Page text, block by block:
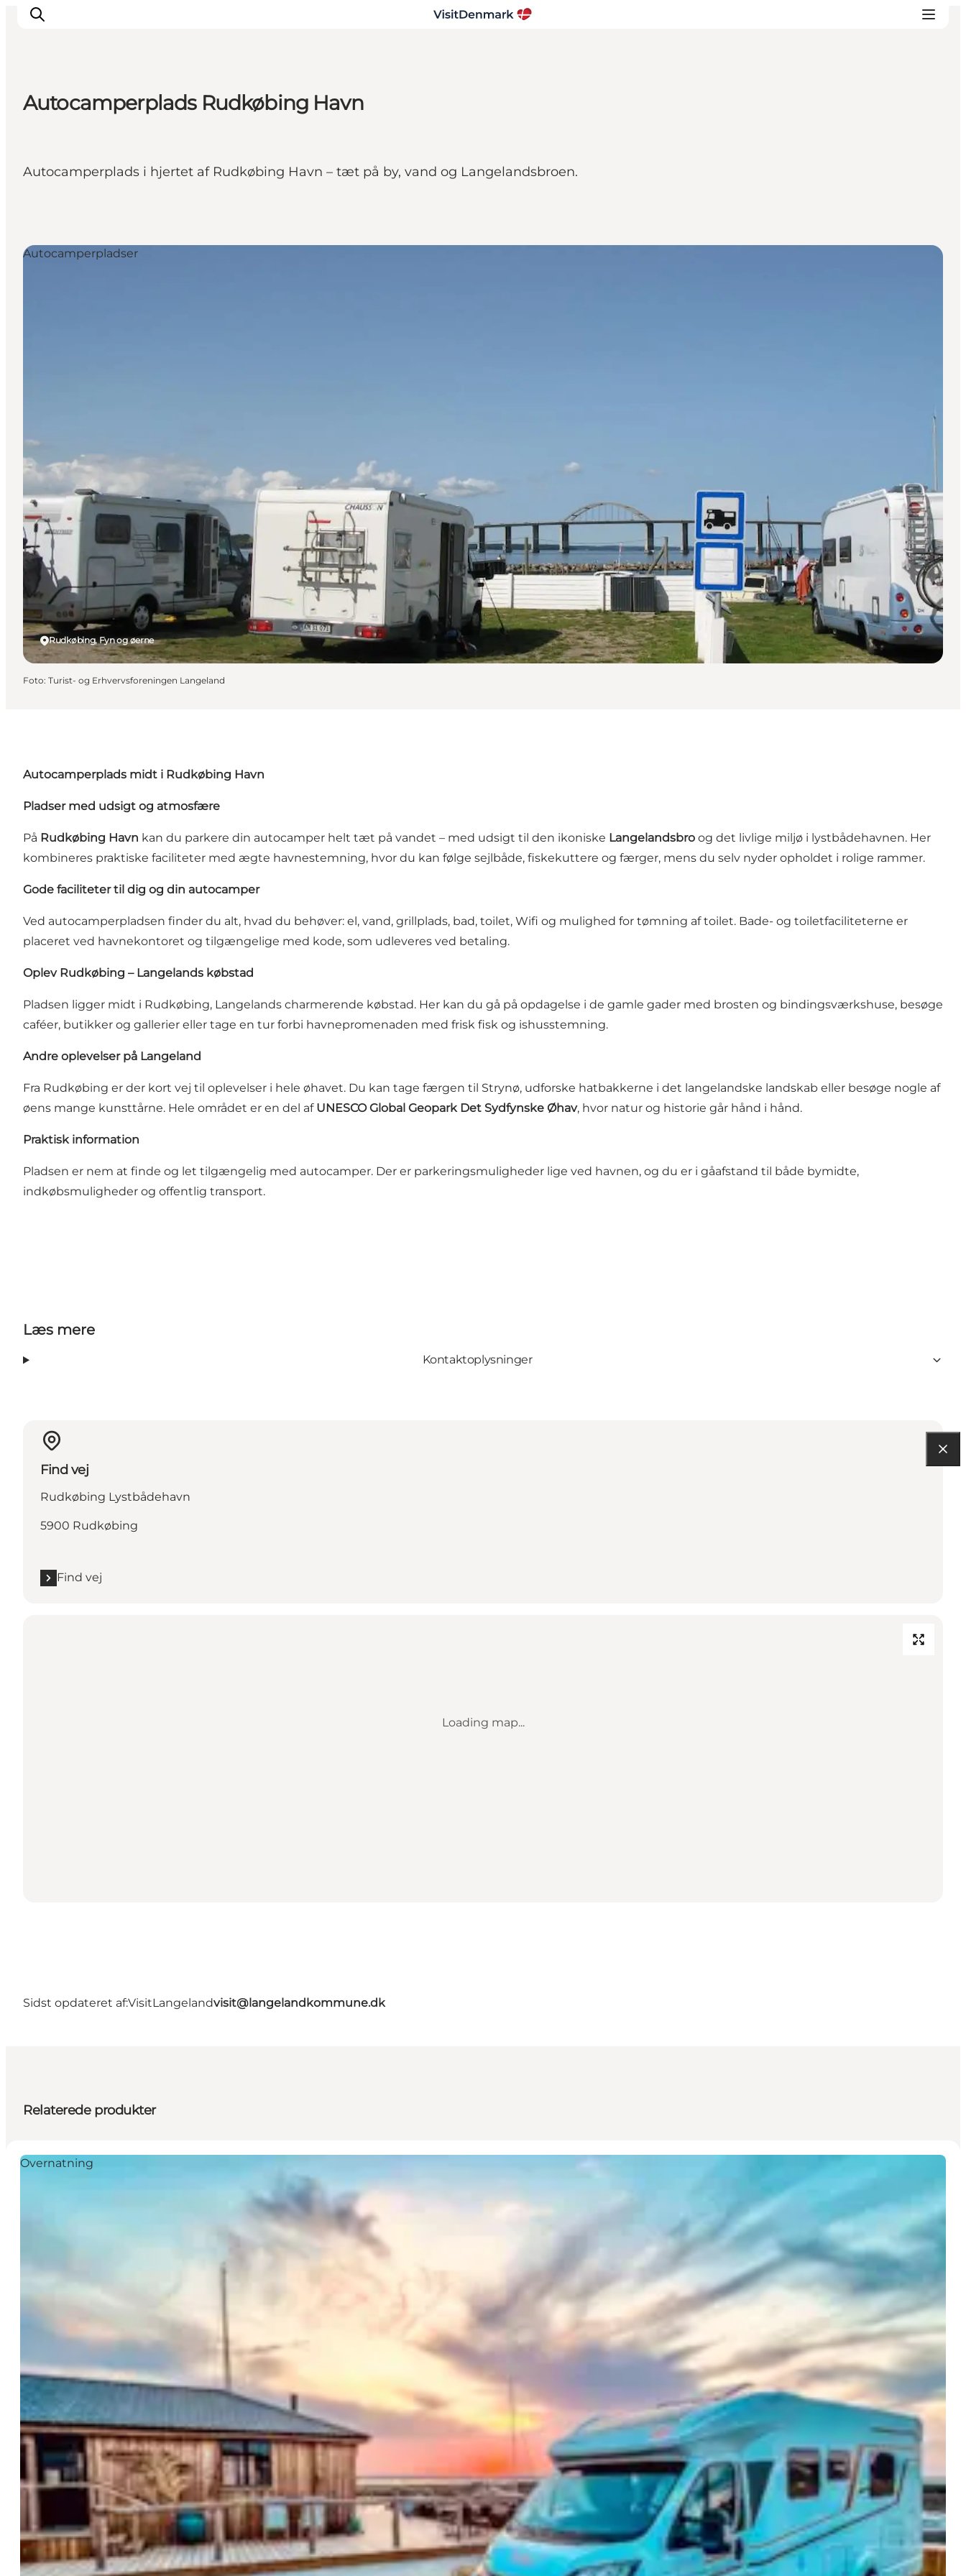
Overnatning
Autocamperplads Rudkøbing Havn
Autocamperplads i hjertet af Rudkøbing Havn – tæt på by, vand og Langelandsbroen.
Rudkøbing, Fyn og øerne
Autocamperpladser
Foto: Turist- og Erhvervsforeningen Langeland
Autocamperplads midt i Rudkøbing Havn
Pladser med udsigt og atmosfære
På Rudkøbing Havn kan du parkere din autocamper helt tæt på vandet – med udsigt til den ikoniske Langelandsbro og det livlige miljø i lystbådehavnen. Her
kombineres praktiske faciliteter med ægte havnestemning, hvor du kan følge sejlbåde, fiskekuttere og færger, mens du selv nyder opholdet i rolige rammer.
Gode faciliteter til dig og din autocamper
Ved autocamperpladsen finder du alt, hvad du behøver: el, vand, grillplads, bad, toilet, Wifi og mulighed for tømning af toilet. Bade- og toiletfaciliteterne er
placeret ved havnekontoret og tilgængelige med kode, som udleveres ved betaling.
Oplev Rudkøbing – Langelands købstad
Pladsen ligger midt i Rudkøbing, Langelands charmerende købstad. Her kan du gå på opdagelse i de gamle gader med brosten og bindingsværkshuse, besøge
caféer, butikker og gallerier eller tage en tur forbi havnepromenaden med frisk fisk og ishusstemning.
Andre oplevelser på Langeland
Fra Rudkøbing er der kort vej til oplevelser i hele øhavet. Du kan tage færgen til Strynø, udforske hatbakkerne i det langelandske landskab eller besøge nogle af
øens mange kunsttårne. Hele området er en del af UNESCO Global Geopark Det Sydfynske Øhav, hvor natur og historie går hånd i hånd.
Praktisk information
Pladsen er nem at finde og let tilgængelig med autocamper. Der er parkeringsmuligheder lige ved havnen, og du er i gåafstand til både bymidte,
indkøbsmuligheder og offentlig transport.
Læs mere
Kontaktoplysninger
Find vej
Rudkøbing Lystbådehavn
5900 Rudkøbing
Find vej
Loading map...
Sidst opdateret af:VisitLangelandvisit@langelandkommune.dk
Relaterede produkter
Overnatning